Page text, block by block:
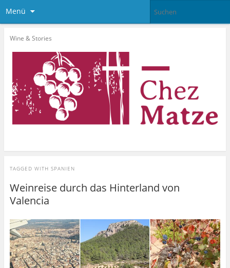
Menü
Wine & Stories
TAGGED WITH SPANIEN
Weinreise durch das Hinterland von
Valencia